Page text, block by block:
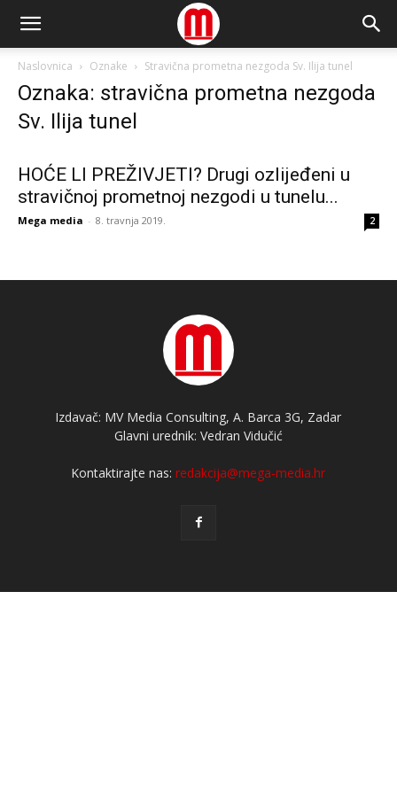
Naslovnica Oznake Stravična prometna nezgoda Sv. Ilija tunel
Oznaka: stravična prometna nezgoda
Sv. Ilija tunel
HOĆE LI PREŽIVJETI? Drugi ozlijeđeni u
stravičnoj prometnoj nezgodi u tunelu...
Mega media - 8. travnja 2019. 2
Izdavač: MV Media Consulting, A. Barca 3G, Zadar
Glavni urednik: Vedran Vidučić
Kontaktirajte nas:redakcija@mega-media.hr